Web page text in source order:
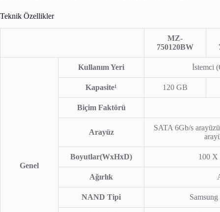
Teknik Özellikler
MZ-
750120BW
Genel
Kullanım Yeri İstemci
Kapasite¹ 120 GB
Biçim Faktörü
Arayüz
SATA 6Gb/s
Boyutlar(WxHxD) 100 X
Ağırlık
NAND Tipi